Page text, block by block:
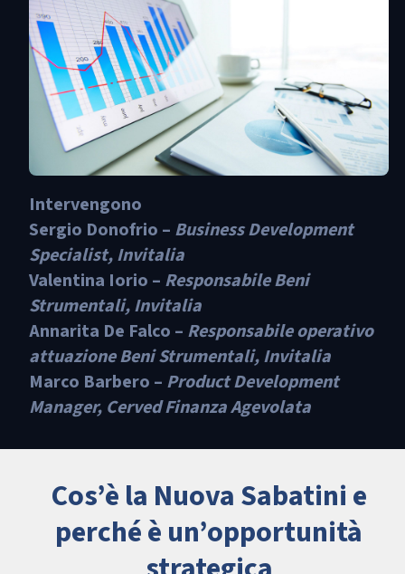
Intervengono
Sergio Donofrio – Business Development
Specialist, Invitalia
Valentina Iorio – Responsabile Beni
Strumentali, Invitalia
Annarita De Falco – Responsabile operativo
attuazione Beni Strumentali, Invitalia
Marco Barbero – Product Development
Manager, Cerved Finanza Agevolata
Cos’è la Nuova Sabatini e
perché è un’opportunità